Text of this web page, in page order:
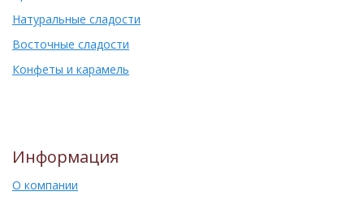
Натуральные сладости
Восточные сладости
Конфеты и карамель
Информация
О компании